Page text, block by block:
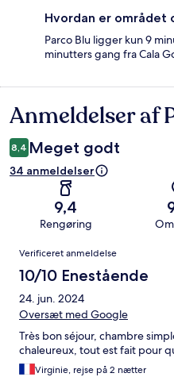
Hvordan er området
Parco Blu ligger kun 9
minutters gang fra Cala
Anmeldelser
Anmeldelser af
8,4 Meget godt
34 anmeldelser
9,4
Rengøring
Anmeldelser
Verificeret anmeldelse
10/10 Enestående
24. jun. 2024
Oversæt med Google
Très bon séjour, chambre
chaleureux, tout est fait pour
Virginie, rejse på 2 nætter